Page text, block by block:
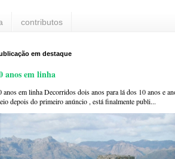
contributos
em destaque
anos em linha
anos em linha Decorridos dois anos para lá dos 10 anos e
depois do primeiro anúncio , está finalmente publi...